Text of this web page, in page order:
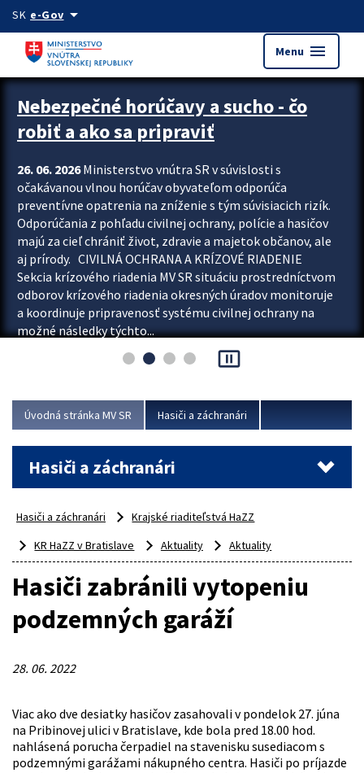
Preskocit na hlavný obsah
SK e-Govarrow_drop_down
Menu menu
Zastavit automatický posun upútavok
Nebezpečné horúčavy a sucho - čo
robiť a ako sa pripraviť
26. 06. 2026Ministerstvo vnútra SR v súvislosti s
očakávanou vlnou horúčav obyvateľom odporúča
preventívne opatrenia na zníženie s tým súvisiacich rizík.
Odporúčania z pohľadu civilnej ochrany, polície a hasičov
majú za cieľ chrániť život, zdravie a majetok občanov, ale
aj prírody. CIVILNÁ OCHRANA A KRÍZOVÉ RIADENIE
Sekcia krízového riadenia MV SR situáciu prostredníctvom
odborov krízového riadenia okresných úradov monitoruje
a koordinuje pripravenosť systému civilnej ochrany na
možné následky týchto...
pause_presentation
Úvodná stránka MV SR Hasiči a záchranári
Hasiči a záchranári
Hasiči a záchranári
Krajské riaditeľstvá HaZZ
KR HaZZ v Bratislave
Aktuality Aktuality
Hasiči zabránili vytopeniu
podzemných garáží
28. 06. 2022
Viac ako dve desiatky hasičov zasahovali v pondelok 27. júna
na Pribinovej ulici v Bratislave, kde bola pred 18.00 hod.
nahlásená porucha čerpadiel na stavenisku susediacom s
podzemnými garážami nákupného centra. Hasiči po príjazde